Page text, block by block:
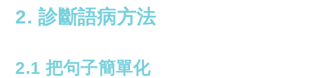
2. 診斷語病方法
2.1 把句子簡單化